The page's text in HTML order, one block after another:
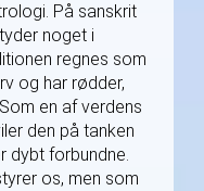
På sanskrit
noget i
regnes som
og har rødder,
en af verdens
den på tanken
dybt forbundne.
os, men som